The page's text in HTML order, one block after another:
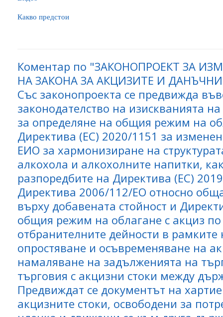
Какво предстои
Коментар по "ЗАКОНОПРОЕКТ ЗА
НА ЗАКОНА ЗА АКЦИЗИТЕ И
Със законопроекта се предвижда
законодателство на изискванията
за определяне на общия режим на
Директива (ЕС) 2020/1151 за
ЕИО за хармонизиране на
алкохола и алкохолните напитки,
разпоредбите на Директива (ЕС)
Директива 2006/112/ЕО относно
върху добавената стойност и
общия режим на облагане с акциз
отбранителните дейности в
опростяване и осъвременяване на
намаляване на задълженията на
търговия с акцизни стоки между
Предвиждат се документът на
акцизните стоки, освободени за